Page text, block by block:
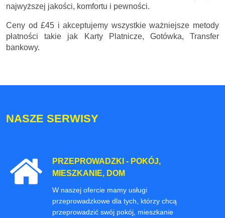
najwyższej jakości, komfortu i pewności.
Ceny od £45 i akceptujemy wszystkie ważniejsze metody
płatności takie jak Karty Platnicze, Gotówka, Transfer
bankowy.
NASZE SERWISY
PRZEPROWADZKI - POKÓJ,
MIESZKANIE, DOM
W naszej ofercie mamy usługi
przeprowadzkowe dla tych, którzy chcą
przeprowadzić swój pokój, mieszkanie